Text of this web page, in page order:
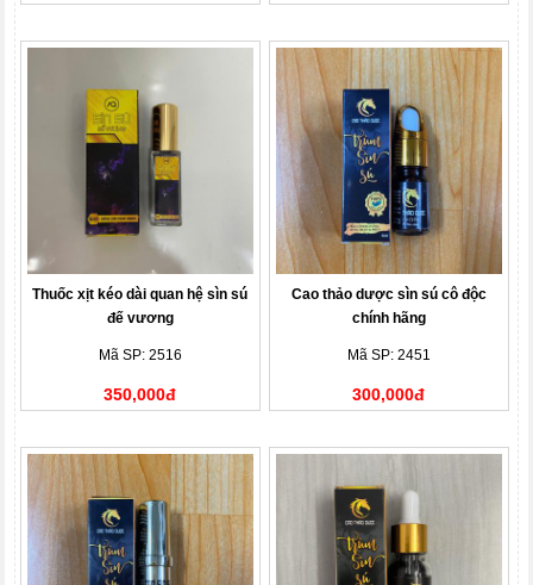
Thuốc xịt kéo dài quan hệ sìn sú
đế vương
Mã SP: 2516
350,000đ
Cao thảo dược sìn sú cô độc
chính hãng
Mã SP: 2451
300,000đ